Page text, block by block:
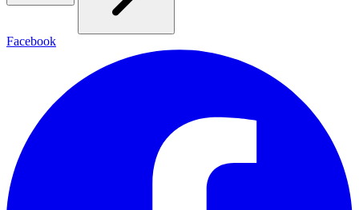
Facebook